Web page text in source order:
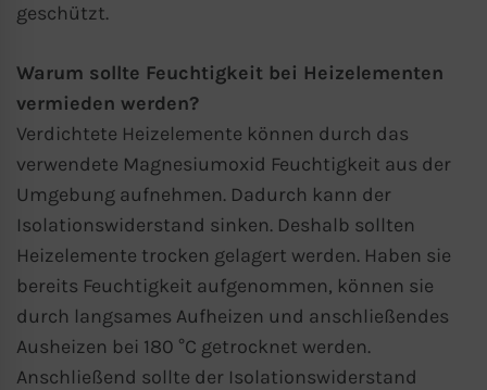
geschützt.
Warum sollte Feuchtigkeit bei Heizelementen
vermieden werden?
Verdichtete Heizelemente können durch das
verwendete Magnesiumoxid Feuchtigkeit aus der
Umgebung aufnehmen. Dadurch kann der
Isolationswiderstand sinken. Deshalb sollten
Heizelemente trocken gelagert werden. Haben sie
bereits Feuchtigkeit aufgenommen, können sie
durch langsames Aufheizen und anschließendes
Ausheizen bei 180 °C getrocknet werden.
Anschließend sollte der Isolationswiderstand